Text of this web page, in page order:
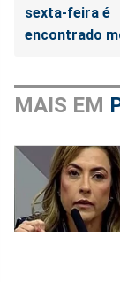
sexta-feira é
encontrado
MAIS EM